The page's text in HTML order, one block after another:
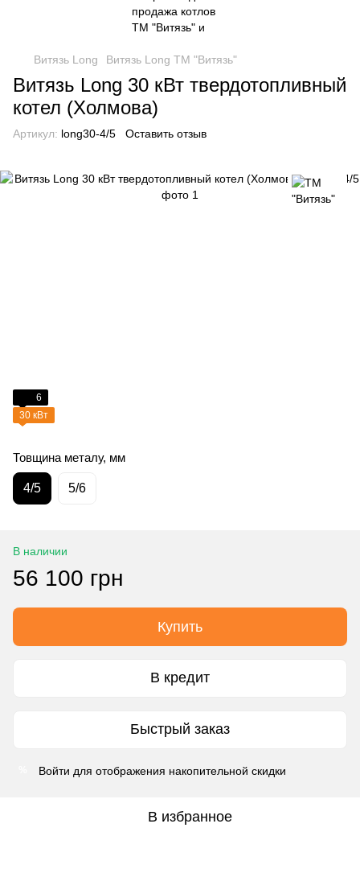
Витязь Long Витязь Long ТМ "Витязь"
Витязь Long 30 кВт твердотопливный
котел (Холмова)
Артикул: long30-4/5 Оставить отзыв
6
30 кВт
Товщина металу, мм
4/5 5/6
В наличии
56 100 грн
Купить
В кредит
Быстрый заказ
Войти для отображения накопительной скидки
В избранное